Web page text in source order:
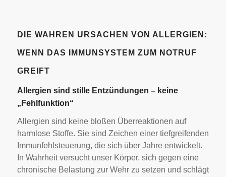
DIE WAHREN URSACHEN VON ALLERGIEN:
WENN DAS IMMUNSYSTEM ZUM NOTRUF
GREIFT
Allergien sind stille Entzündungen – keine
„Fehlfunktion“
Allergien sind keine bloßen Überreaktionen auf
harmlose Stoffe. Sie sind Zeichen einer tiefgreifenden
Immunfehlsteuerung, die sich über Jahre entwickelt.
In Wahrheit versucht unser Körper, sich gegen eine
chronische Belastung zur Wehr zu setzen und schlägt